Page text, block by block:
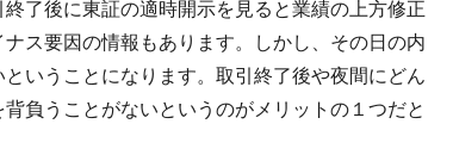
了後に東証の適時開示を見ると業績の上方修正
ス要因の情報もあります。しかし、その日の内
いうことになります。取引終了後や夜間にどん
負うことがないというのがメリットの１つだと